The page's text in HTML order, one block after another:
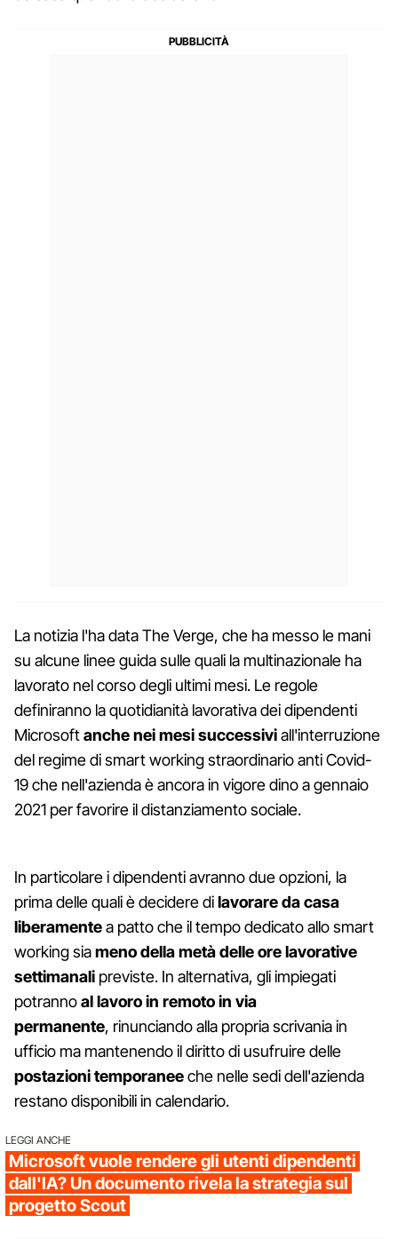
La notizia l'ha data The Verge, che ha messo le mani
su alcune linee guida sulle quali la multinazionale ha
lavorato nel corso degli ultimi mesi. Le regole
definiranno la quotidianità lavorativa dei dipendenti
Microsoftanche nei mesi successiviall'interruzione
del regime di smart working straordinario anti Covid-
19 che nell'azienda è ancora in vigore dino a gennaio
2021 per favorire il distanziamento sociale.
In particolare i dipendenti avranno due opzioni, la
prima delle quali è decidere dilavorare da casa
liberamentea patto che il tempo dedicato allo smart
working siameno della metà delle ore lavorative
settimanali previste. In alternativa, gli impiegati
potrannoal lavoro in remoto in via
permanente, rinunciando alla propria scrivania in
ufficio ma mantenendo il diritto di usufruire delle
postazioni temporaneeche nelle sedi dell'azienda
restano disponibili in calendario.
LEGGI ANCHE
Microsoft vuole rendere gli utenti dipendenti
dall'IA? Un documento rivela la strategia sul
progetto Scout